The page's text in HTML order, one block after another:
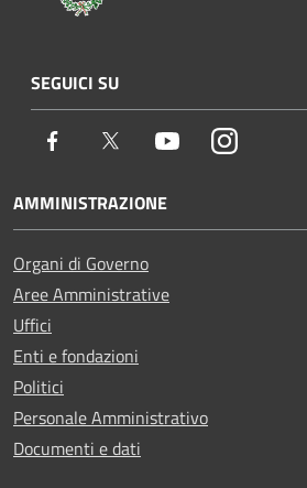
SEGUICI SU
Facebook Twitter YoutubeInstagram
AMMINISTRAZIONE
Organi di Governo
Aree Amministrative
Uffici
Enti e fondazioni
Politici
Personale Amministrativo
Documenti e dati